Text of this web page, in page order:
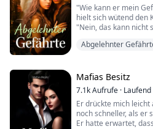
"Wie kann er mein
hielt sich wütend den
"Nein, das kann nicht
schwer...
Alpha Xander ist ein
Werwolf, der das
ersten Schultag
Überwältigt von
Abgelehnter
Mafias Besitz
7.1kAufrufe · Laufend
Er drückte mich
noch schneller, als er
Er hatte erwartet,